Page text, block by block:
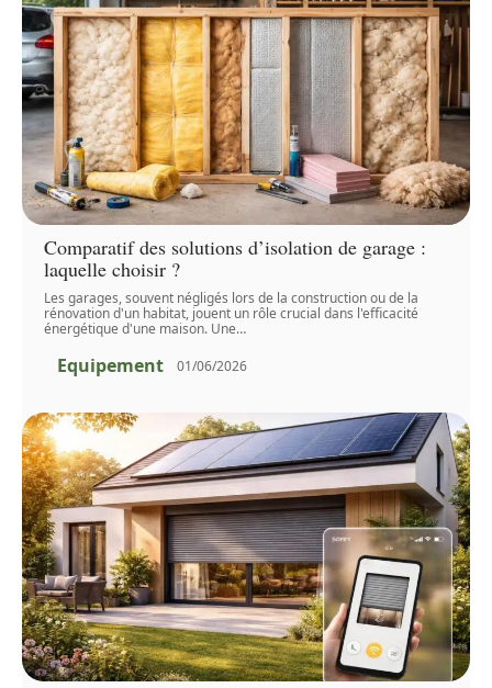
Comparatif des solutions d’isolation de garage :
laquelle choisir ?
Les garages, souvent négligés lors de la construction ou de la
rénovation d'un habitat, jouent un rôle crucial dans l'efficacité
énergétique d'une maison. Une…
Equipement 01/06/2026